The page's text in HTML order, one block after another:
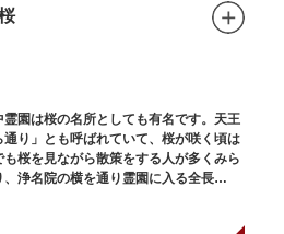
園は桜の名所としても有名です。天王
り」とも呼ばれていて、桜が咲く頃は
桜を見ながら散策をする人が多くみら
浄名院の横を通り霊園に入る全長
大木なども見事です。